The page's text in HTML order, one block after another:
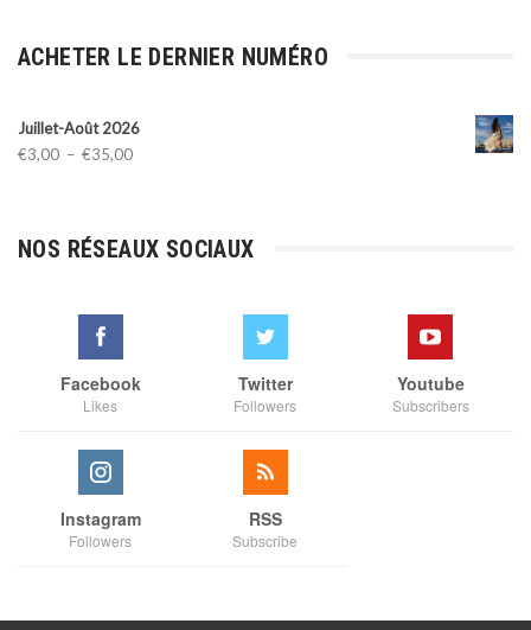
ACHETER LE DERNIER NUMÉRO
Juillet-Août 2026
€3,00 – €35,00Plage
à
NOS RÉSEAUX SOCIAUX
Facebook
Likes
Twitter
Followers
Youtube
Subscribers
Instagram
Followers
RSS
Subscribe